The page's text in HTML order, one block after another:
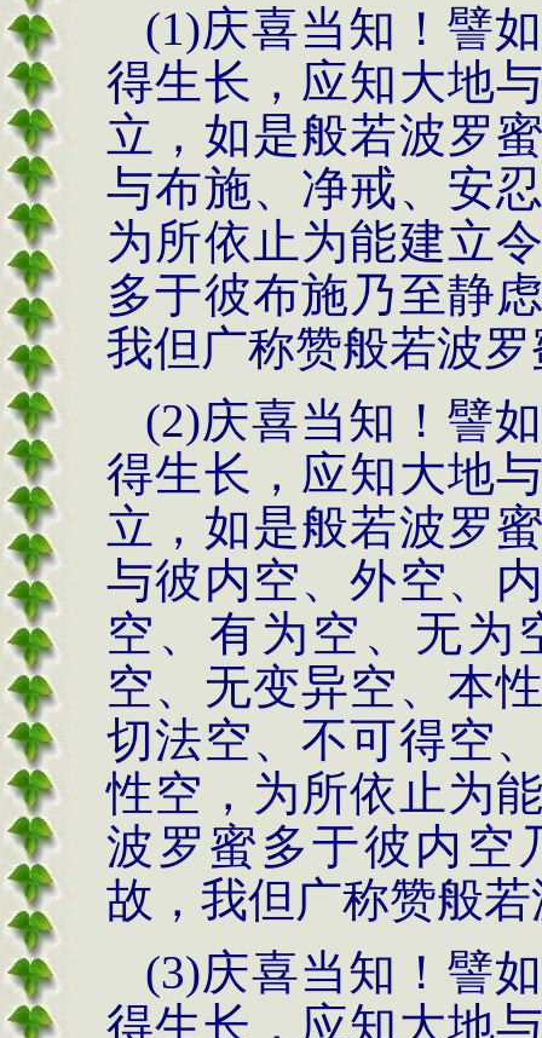
(1)庆喜当知！譬
得生长，应知大地
立，如是般若波罗
与布施、净戒、安
为所依止为能建立
多于彼布施乃至静
我但广称赞般若波
(2)庆喜当知！譬
得生长，应知大地
立，如是般若波罗
与彼内空、外空、
空、有为空、无为
空、无变异空、本
切法空、不可得空
性空，为所依止为
波罗蜜多于彼内空
故，我但广称赞般
(3)庆喜当知！譬
得生长，应知大地